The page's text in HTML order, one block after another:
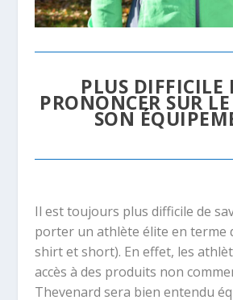
PLUS DIFFICILE
PRONONCER SUR LE
SON
Il est toujours plus difficile de
porter un athlète élite en terme
shirt et short). En effet, les
accès à des produits non
Thevenard sera bien entendu